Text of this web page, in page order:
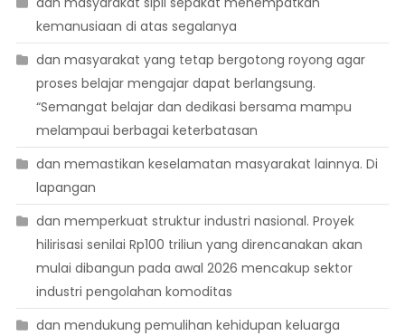
kemanusiaan di atas segalanya
dan masyarakat yang tetap bergotong royong agar
proses belajar mengajar dapat berlangsung.
“Semangat belajar dan dedikasi bersama mampu
melampaui berbagai keterbatasan
dan memastikan keselamatan masyarakat lainnya. Di
lapangan
dan memperkuat struktur industri nasional. Proyek
hilirisasi senilai Rp100 triliun yang direncanakan akan
mulai dibangun pada awal 2026 mencakup sektor
industri pengolahan komoditas
dan mendukung pemulihan kehidupan keluarga